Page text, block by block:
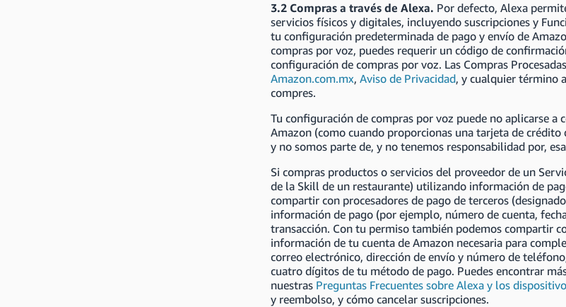
3.2 Compras a través de Alexa. Por defecto, Alexa
servicios físicos y digitales, incluyendo suscripciones y
tu configuración predeterminada de pago y envío de
compras por voz, puedes requerir un código de
configuración de compras por voz. Las Compras
Amazon.com.mx,Aviso de Privacidad, y cualquier término
compres.
Tu configuración de compras por voz puede no aplicarse a
Amazon (como cuando proporcionas una tarjeta de
y no somos parte de, y no tenemos responsabilidad por,
Si compras productos o servicios del proveedor de un
de la Skill de un restaurante) utilizando información de
compartir con procesadores de pago de terceros
información de pago (por ejemplo, número de cuenta,
transacción. Con tu permiso también podemos compartir
información de tu cuenta de Amazon necesaria para
correo electrónico, dirección de envío y número de
cuatro dígitos de tu método de pago. Puedes encontrar
nuestras Preguntas Frecuentes sobre Alexa y los
y reembolso, y cómo cancelar suscripciones.